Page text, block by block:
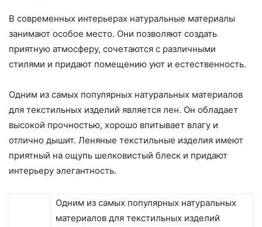
В современных интерьерах натуральные материалы
занимают особое место. Они позволяют создать
приятную атмосферу, сочетаются с различными
стилями и придают помещению уют и естественность.
Одним из самых популярных натуральных материалов
для текстильных изделий является лен. Он обладает
высокой прочностью, хорошо впитывает влагу и
отлично дышит. Леняные текстильные изделия имеют
приятный на ощупь шелковистый блеск и придают
интерьеру элегантность.
Одним из самых популярных натуральных
материалов для текстильных изделий